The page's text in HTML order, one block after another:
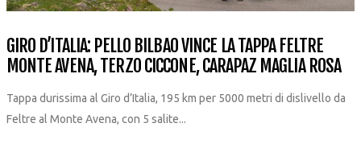
GIRO D’ITALIA: PELLO BILBAO VINCE LA TAPPA FELTRE
MONTE AVENA, TERZO CICCONE, CARAPAZ MAGLIA ROSA
Tappa durissima al Giro d’Italia, 195 km per 5000 metri di dislivello da
Feltre al Monte Avena, con 5 salite...